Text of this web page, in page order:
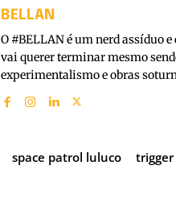
BELLAN
O #BELLAN é um nerd assíduo
vai querer terminar mesmo
experimentalismo e obras
space patrol luluco trigger